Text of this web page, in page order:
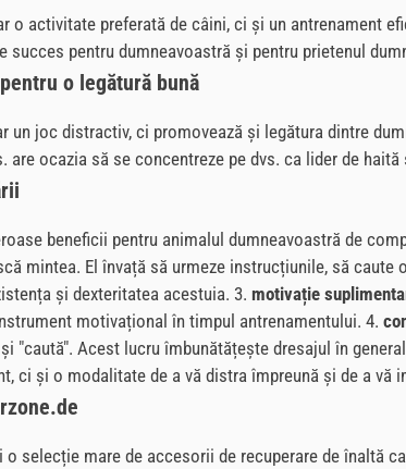
o activitate preferată de câini, ci și un antrenament
succes pentru dumneavoastră și pentru prietenul
o legătură bună
un joc distractiv, ci promovează și legătura dintre
are ocazia să se concentreze pe dvs. ca lider de
beneficii pentru animalul dumneavoastră de
mintea. El învață să urmeze instrucțiunile, să caute
și dexteritatea acestuia. 3. motivație
motivațional în timpul antrenamentului. 4.
"caută". Acest lucru îmbunătățește dresajul în
ci și o modalitate de a vă distra împreună și de a
o selecție mare de accesorii de recuperare de înaltă